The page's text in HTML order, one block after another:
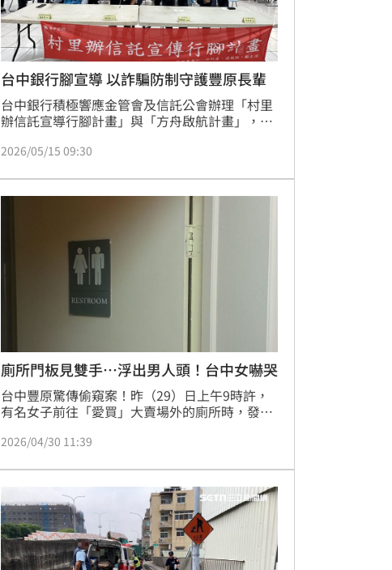
台中銀行腳宣導 以詐騙防制守護豐原長輩
台中銀行積極響應金管會及信託公會辦理「村里
辦信託宣導行腳計畫」與「方舟啟航計畫」，今
全國各鄰里及偏鄉地區辦理32場次，並持續增加
親自領軍，帶領信託部、法務暨法令遵循部於豐
原區翁子里活動中心舉辦「信託來幫忙—保財
產、遠風險、顧生活」、「樂齡相伴不孤單、防
詐守護在身邊」的宣導活動，落實關懷弱勢的社
會公益責任。
2026/05/15 09:30
廁所門板見雙手⋯浮出男人頭！台中女嚇哭
台中豐原驚傳偷窺案！昨（29）日上午9時許，
有名女子前往「愛買」大賣場外的廁所時，發覺
果然出現一雙手攀在門板上，隨後慢慢浮出一顆
的老公求助，警方獲報後趕抵當場逮捕33歲陳
男，依法送辦。
2026/04/30 11:39